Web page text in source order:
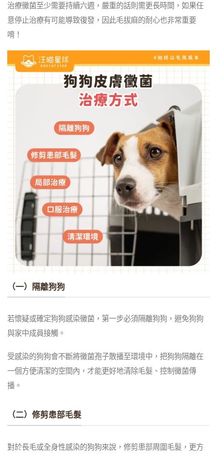
治療黴菌至少需要持續六週，嚴重的話則需更長時間，如果任
意停止治療有可能導致復發，因此毛拔麻的耐心也非常重要
唷！
（一）隔離狗狗
若懷疑或確定狗狗感染黴菌，第一步必須隔離狗狗，避免狗狗
與家中成員接觸。
受感染的狗狗會不斷將黴菌孢子散播至環境中，把狗狗隔離在
一個方便清潔的空間內，才能更好地清除毛髮、控制黴菌傳
播。
（二）修剪患部毛髮
對於長毛或全身性感染的狗狗來說，修剪患部周圍毛髮，更方